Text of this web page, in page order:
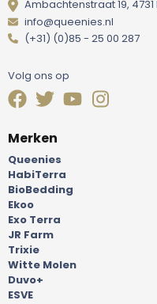
Ambachtenstraat 19,
info@queenies.nl
(+31) (0)85 - 25 00 287
Volg ons op
Merken
Queenies
HabiTerra
BioBedding
Ekoo
Exo Terra
JR Farm
Trixie
Witte Molen
Duvo+
ESVE